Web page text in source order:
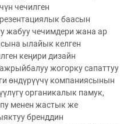
чечилген
баасын
жабуу чечимдери жана ар
ылайык келген
кеңири дизайн
жогорку сапаттуу
өндүрүүчү компаниясынын
органикалык памук,
менен жастык же
бренддин